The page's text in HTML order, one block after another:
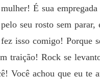
É sua
seu rosto sem
isso comigo! Porque
traição! Rock se
Você achou que eu te